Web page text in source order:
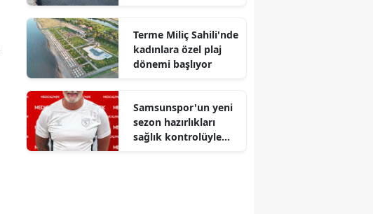
Terme Miliç Sahili'nde
kadınlara özel plaj
dönemi başlıyor
Samsunspor'un yeni
sezon hazırlıkları
sağlık kontrolüyle